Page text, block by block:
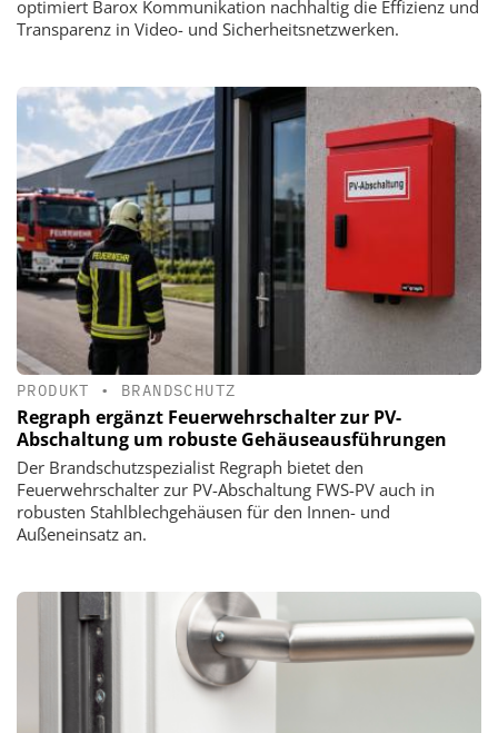
optimiert Barox Kommunikation nachhaltig die Effizienz und
Transparenz in Video- und Sicherheitsnetzwerken.
PRODUKT • BRANDSCHUTZ
Regraph ergänzt Feuerwehrschalter zur PV-
Abschaltung um robuste Gehäuseausführungen
Der Brandschutzspezialist Regraph bietet den
Feuerwehrschalter zur PV-Abschaltung FWS-PV auch in
robusten Stahlblechgehäusen für den Innen- und
Außeneinsatz an.